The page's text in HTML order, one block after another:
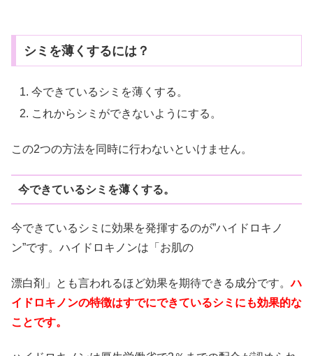
シミを薄くするには？
今できているシミを薄くする。
これからシミができないようにする。
この2つの方法を同時に行わないといけません。
今できているシミを薄くする。
今できているシミに効果を発揮するのが”ハイドロキノ
ン”です。ハイドロキノンは「お肌の
漂白剤」とも言われるほど効果を期待できる成分です。ハ
イドロキノンの特徴はすでにできているシミにも効果的な
ことです。